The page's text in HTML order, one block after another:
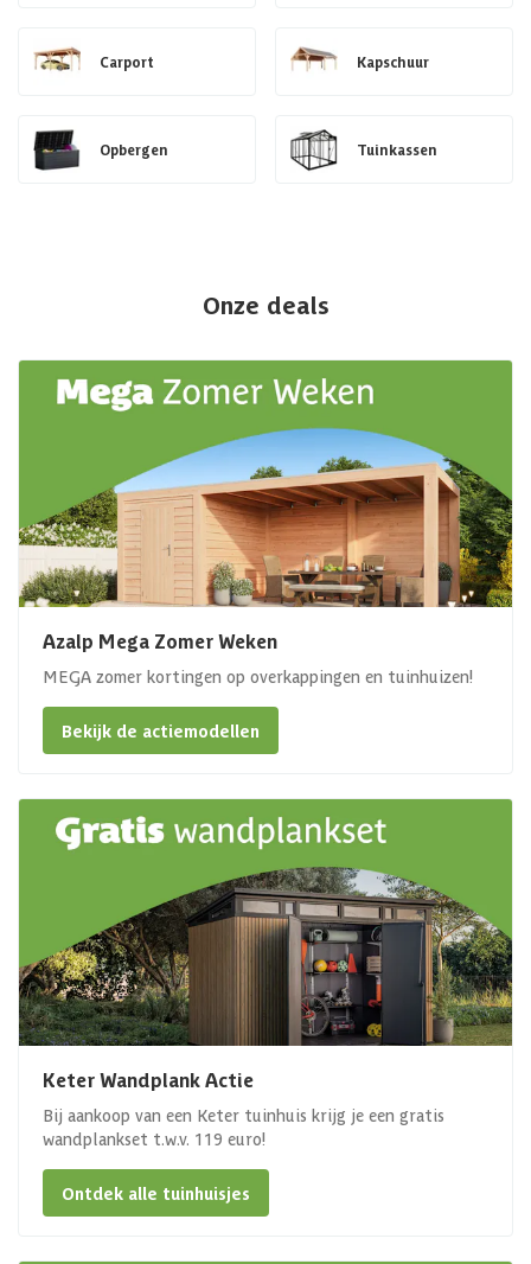
Carport Kapschuur
Opbergen Tuinkassen
Onze deals
Azalp Mega Zomer Weken
MEGA zomer kortingen op overkappingen en tuinhuizen!
Bekijk de actiemodellen
Keter Wandplank Actie
Bij aankoop van een Keter tuinhuis krijg je een gratis
wandplankset t.w.v. 119 euro!
Ontdek alle tuinhuisjes